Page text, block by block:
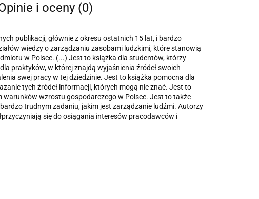
i oceny (0)
publikacji, głównie z okresu ostatnich 15 lat, i bardzo
wiedzy o zarządzaniu zasobami ludzkimi, które stanowią
w Polsce. (...) Jest to książka dla studentów, którzy
praktyków, w której znajdą wyjaśnienia źródeł swoich
swej pracy w tej dziedzinie. Jest to książka pomocna dla
tych źródeł informacji, których mogą nie znać. Jest to
wzrostu gospodarczego w Polsce. Jest to także
trudnym zadaniu, jakim jest zarządzanie ludźmi. Autorzy
się do osiągania interesów pracodawców i